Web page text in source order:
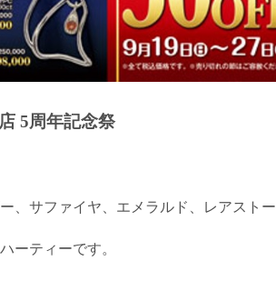
5周年記念祭
、サファイヤ、エメラルド、レアストー
ーティーです。